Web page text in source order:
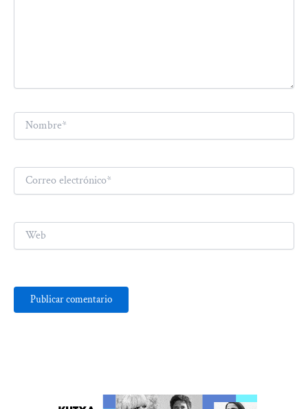
Nombre*
Correo
electrónico*
Web